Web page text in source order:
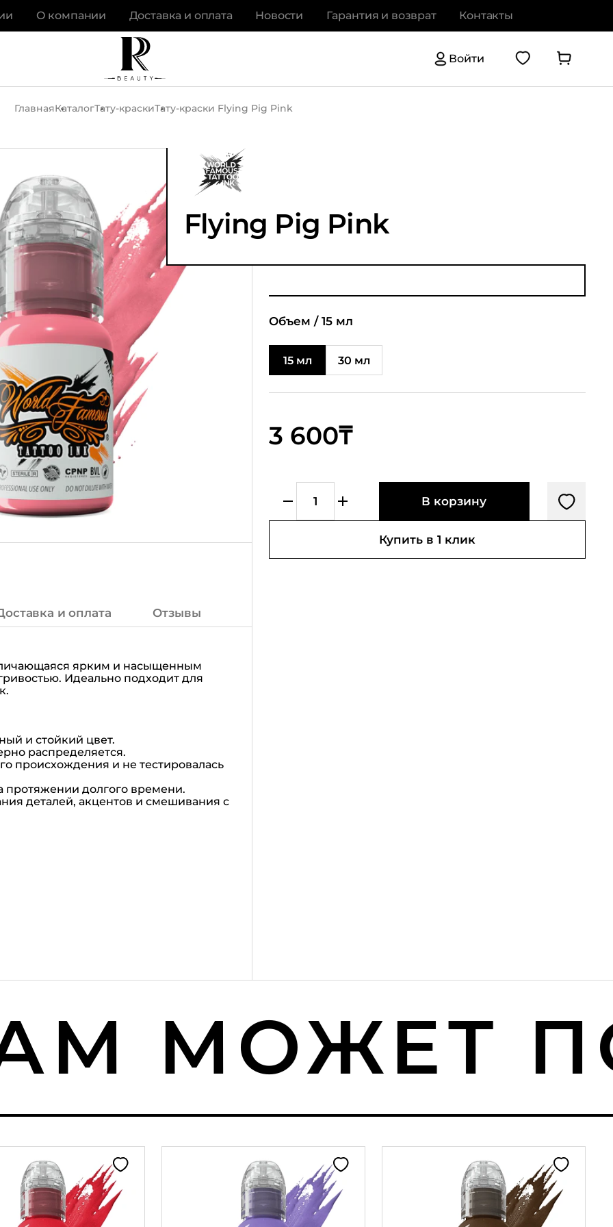
О компании Доставка и оплата Новости Гарантия и возврат Контакты
Войти
ГлавнаяКаталогТату-краскиТату-краски Flying Pig Pink
Flying Pig Pink
Объем / 15 мл
15 мл 30 мл
3 600₸
В корзину
Купить в 1 клик
и оплата Отзывы
ярким и насыщенным
Идеально подходит для
и стойкий цвет.
распределяется.
происхождения и не тестировалась
протяжении долгого времени.
деталей, акцентов и смешивания с
МОЖЕТ